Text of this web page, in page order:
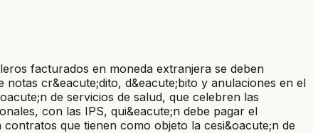
facturados en moneda extranjera se deben
cr&eacute;dito, d&eacute;bito y anulaciones en el
de servicios de salud, que celebren las
con las IPS, qui&eacute;n debe pagar el
que tienen como objeto la cesi&oacute;n de